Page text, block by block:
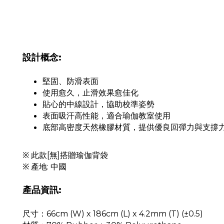
設計概念:
堅固、防滑表面
使用愈久，止滑效果愈佳化
貼心的中線設計，協助校準姿勢
表面吸汗高性能，適合瑜伽教室使用
底部高密度天然橡膠材質，提供優良回彈力與支撐
※ 此款[無]搭贈瑜伽背袋
※ 產地: 中國
產品資訊:
尺寸：66cm (W) x 186cm (L) x 4.2mm (T) (±0.5)